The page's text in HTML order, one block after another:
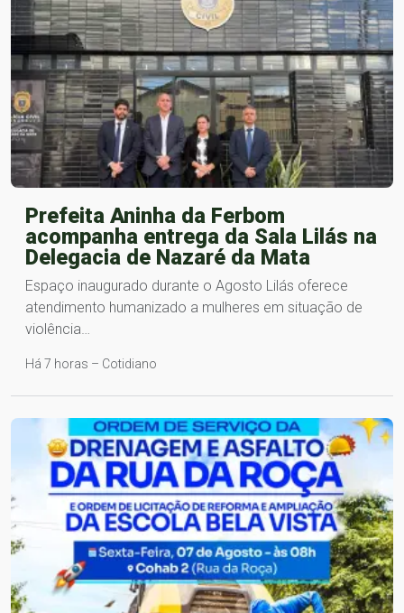
Prefeita Aninha da Ferbom
acompanha entrega da Sala Lilás na
Delegacia de Nazaré da Mata
Espaço inaugurado durante o Agosto Lilás oferece
atendimento humanizado a mulheres em situação de
violência…
Há 7 horas – Cotidiano